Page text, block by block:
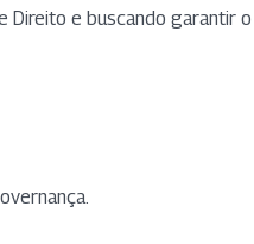
e buscando garantir